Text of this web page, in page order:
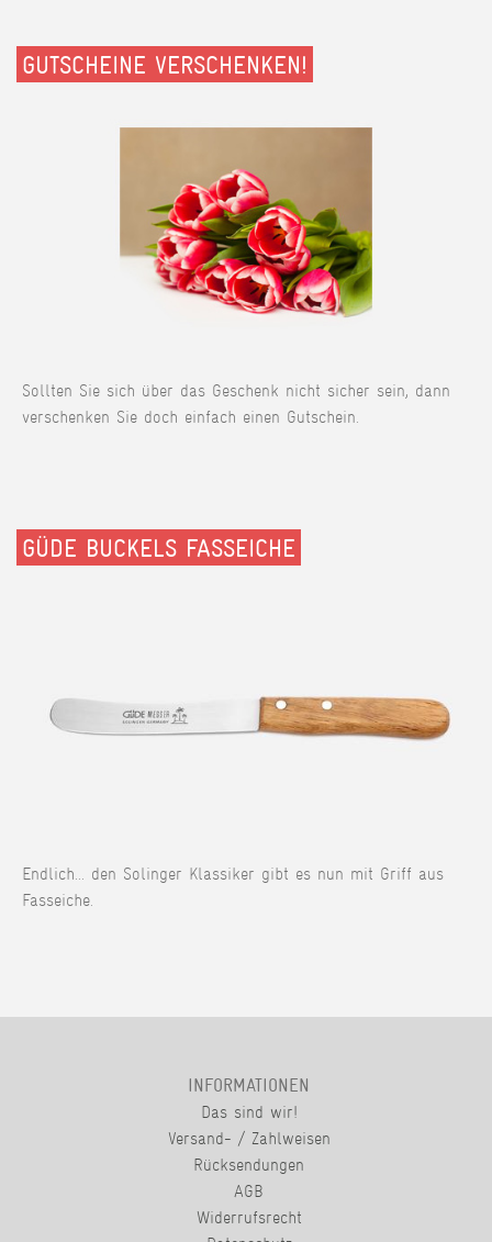
GUTSCHEINE VERSCHENKEN!
Sollten Sie sich über das Geschenk nicht sicher sein, dann
verschenken Sie doch einfach einen Gutschein.
GÜDE BUCKELS FASSEICHE
Endlich... den Solinger Klassiker gibt es nun mit Griff aus
Fasseiche.
INFORMATIONEN
Das sind wir!
Versand- / Zahlweisen
Rücksendungen
AGB
Widerrufsrecht